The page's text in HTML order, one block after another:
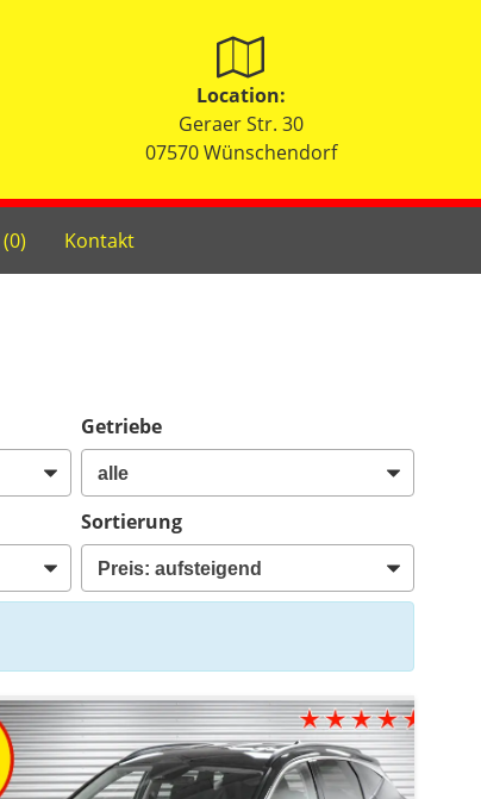
Location:
Geraer Str. 30
07570 Wünschendorf
0) Kontakt
Getriebe
Sortierung